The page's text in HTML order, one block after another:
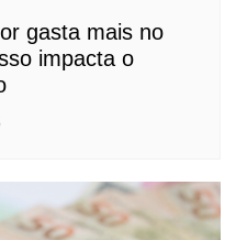
gasta mais no
impacta o